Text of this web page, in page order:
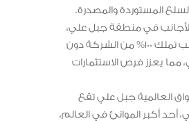
المستوردة والمصدرة.
للأجانب في منطقة جبل علي،
يمكن للمستثمرين الأجانب تملك 100% من الشركة دون
يعزز فرص الاستثمارات
العالمية جبل علي تقع
أحد أكبر الموانئ في العالم،